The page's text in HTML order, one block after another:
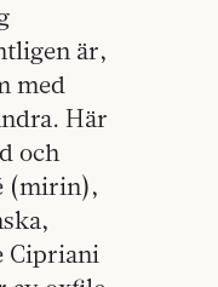
är,
med
Här
och
(mirin),
Cipriani